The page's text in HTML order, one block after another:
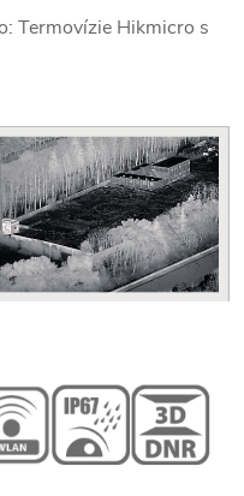
Termovízie Hikmicro s